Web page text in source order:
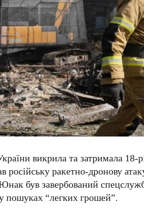
викрила та затримала 18-
російську ракетно-дронову
був завербований
пошуках “легких грошей”.